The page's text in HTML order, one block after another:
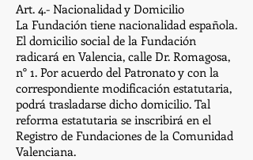
Art. 4.- Nacionalidad y Domicilio
La Fundación tiene nacionalidad española.
El domicilio social de la Fundación
radicará en Valencia, calle Dr. Romagosa,
n° 1. Por acuerdo del Patronato y con la
correspondiente modificación estatutaria,
podrá trasladarse dicho domicilio. Tal
reforma estatutaria se inscribirá en el
Registro de Fundaciones de la Comunidad
Valenciana.